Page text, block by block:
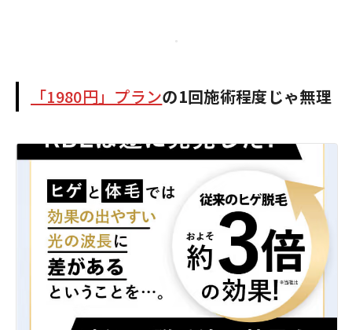
「1980円」プランの1回施術程度じゃ無理